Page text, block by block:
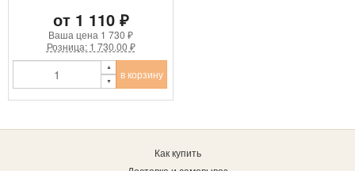
от 1 110 ₽
Ваша цена 1 730 ₽
Розница: 1 730.00 ₽
в корзину
Как купить